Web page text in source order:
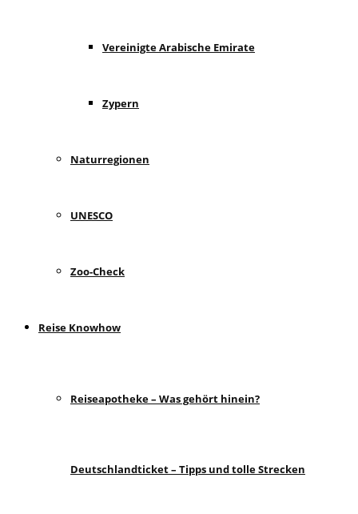
Vereinigte Arabische Emirate
Zypern
Naturregionen
UNESCO
Zoo-Check
Reise Knowhow
Reiseapotheke – Was gehört hinein?
Deutschlandticket – Tipps und tolle Strecken